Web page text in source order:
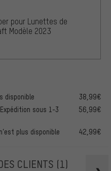
pour Lunettes de
Modèle 2023
disponible
38,99€
sous 1-3
56,99€
plus disponible 42,99€
CLIENTS (1)